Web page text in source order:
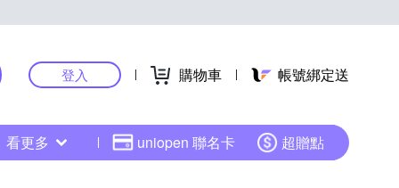
登入 購物車 帳號綁定送
看更多 uniopen 聯名卡 超贈點